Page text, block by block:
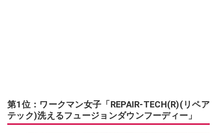
第1位：ワークマン女子「REPAIR-TECH(R)(リペア
テック)洗えるフュージョンダウンフーディー」